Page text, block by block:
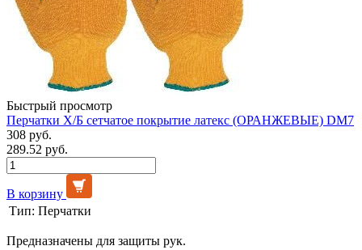
Быстрый просмотр
Перчатки Х/Б сетчатое покрытие латекс (ОРАНЖЕВЫЕ) DM7
308 руб.
289.52 руб.
В корзину
Тип: Перчатки
Предназначены для защиты рук.